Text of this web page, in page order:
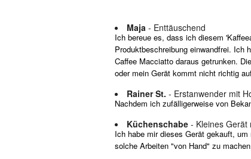
Maja - Enttäuschend
Ich bereue es, dass ich diesem
Produktbeschreibung einwandfrei. Ich
Caffee Macciatto daraus getrunken.
oder mein Gerät kommt nicht richtig
Rainer St. - Erstanwender mit
Nachdem ich zufälligerweise von
Küchenschabe - Kleines Gerät
Ich habe mir dieses Gerät gekauft,
solche Arbeiten "von Hand" zu